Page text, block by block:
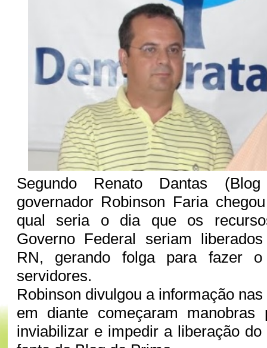
Segundo Renato Dantas
governador Robinson Faria
qual seria o dia que os
Governo Federal seriam
RN, gerando folga para fazer o
servidores.
Robinson divulgou a informação
em diante começaram manobras
inviabilizar e impedir a liberação